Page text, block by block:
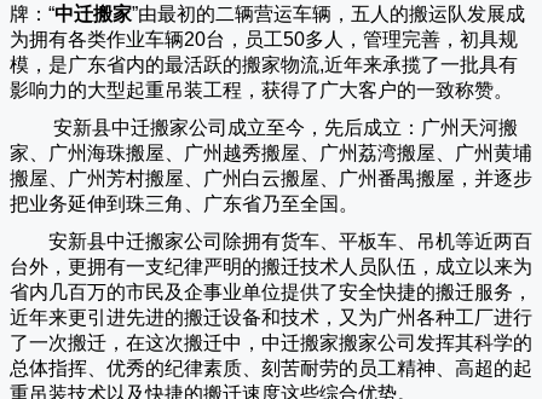
牌：“中迁搬家”由最初的二辆营运车辆，五人的搬运队发展成
为拥有各类作业车辆20台，员工50多人，管理完善，初具规
模，是广东省内的最活跃的搬家物流,近年来承揽了一批具有
影响力的大型起重吊装工程，获得了广大客户的一致称赞。
安新县中迁搬家公司成立至今，先后成立：广州天河搬
家、广州海珠搬屋、广州越秀搬屋、广州荔湾搬屋、广州黄埔
搬屋、广州芳村搬屋、广州白云搬屋、广州番禺搬屋，并逐步
把业务延伸到珠三角、广东省乃至全国。
安新县中迁搬家公司除拥有货车、平板车、吊机等近两百
台外，更拥有一支纪律严明的搬迁技术人员队伍，成立以来为
省内几百万的市民及企事业单位提供了安全快捷的搬迁服务，
近年来更引进先进的搬迁设备和技术，又为广州各种工厂进行
了一次搬迁，在这次搬迁中， 中迁搬家搬家公司发挥其科学的
总体指挥、优秀的纪律素质、刻苦耐劳的员工精神、高超的起
重吊装技术以及快捷的搬迁速度这些综合优势。